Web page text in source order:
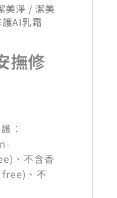
美淨 / 潔美
AI乳霜
撫修
：
、不含香
、不
。